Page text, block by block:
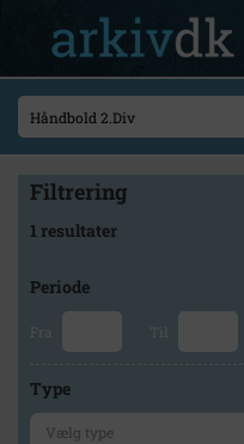
Filtrering
1 resultater
Periode
Fra Til
Type